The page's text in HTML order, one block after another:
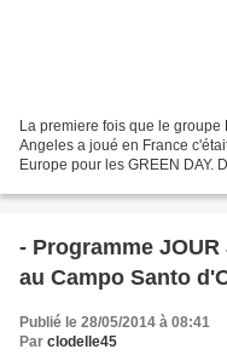
La premiere fois que le
Angeles a joué en France
Europe pour les GREEN DAY.
- Programme
au Campo Santo
Publié le 28/05/2014 à 08:41
Par clodelle45